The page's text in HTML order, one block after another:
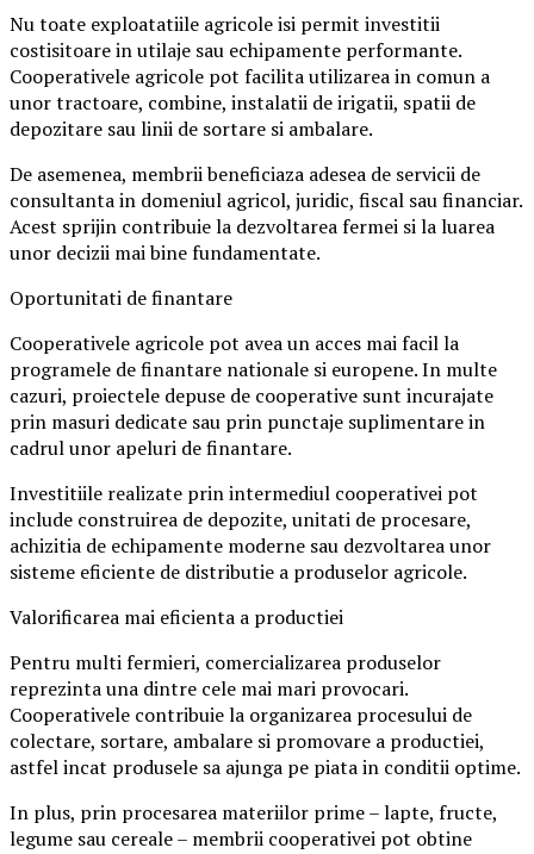
Nu toate exploatatiile agricole isi permit investitii
costisitoare in utilaje sau echipamente performante.
Cooperativele agricole pot facilita utilizarea in comun a
unor tractoare, combine, instalatii de irigatii, spatii de
depozitare sau linii de sortare si ambalare.
De asemenea, membrii beneficiaza adesea de servicii de
consultanta in domeniul agricol, juridic, fiscal sau financiar.
Acest sprijin contribuie la dezvoltarea fermei si la luarea
unor decizii mai bine fundamentate.
Oportunitati de finantare
Cooperativele agricole pot avea un acces mai facil la
programele de finantare nationale si europene. In multe
cazuri, proiectele depuse de cooperative sunt incurajate
prin masuri dedicate sau prin punctaje suplimentare in
cadrul unor apeluri de finantare.
Investitiile realizate prin intermediul cooperativei pot
include construirea de depozite, unitati de procesare,
achizitia de echipamente moderne sau dezvoltarea unor
sisteme eficiente de distributie a produselor agricole.
Valorificarea mai eficienta a productiei
Pentru multi fermieri, comercializarea produselor
reprezinta una dintre cele mai mari provocari.
Cooperativele contribuie la organizarea procesului de
colectare, sortare, ambalare si promovare a productiei,
astfel incat produsele sa ajunga pe piata in conditii optime.
In plus, prin procesarea materiilor prime – lapte, fructe,
legume sau cereale – membrii cooperativei pot obtine